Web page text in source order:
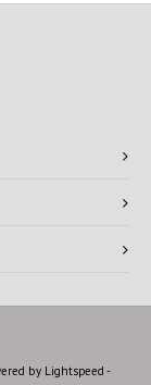
by Lightspeed -